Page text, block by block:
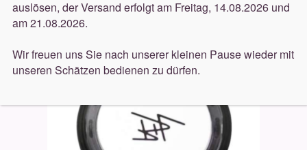
Dekorative
Accessoires
öffnen
auslösen, der Versand erfolgt am Freitag, 14.08.2026 und
am 21.08.2026.
Wir freuen uns Sie nach unserer kleinen Pause wieder mit
unseren Schätzen bedienen zu dürfen.